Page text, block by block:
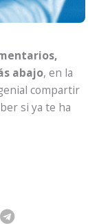
abajo, en la
compartir
si ya te ha